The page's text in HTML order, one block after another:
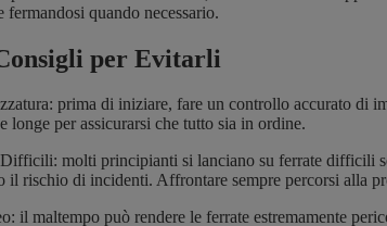
fermandosi quando necessario.
per Evitarli
prima di iniziare, fare un controllo accurato di
longe per assicurarsi che tutto sia in ordine.
molti principianti si lanciano su ferrate difficili
il rischio di incidenti. Affrontare sempre percorsi alla
il maltempo può rendere le ferrate estremamente